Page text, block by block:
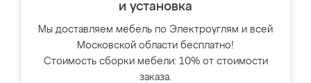
и установка
Мы доставляем мебель по Электроуглям и всей
Московской области бесплатно!
Стоимость сборки мебели: 10% от стоимости
заказа.